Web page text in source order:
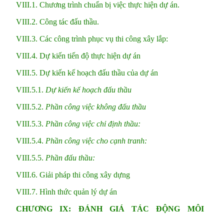
VIII.1. Chương trình chuẩn bị việc thực hiện dự án.
VIII.2. Công tác đấu thầu.
VIII.3. Các công trình phục vụ thi công xây lắp:
VIII.4. Dự kiến tiến độ thực hiện dự án
VIII.5. Dự kiến kế hoạch đấu thầu của dự án
VIII.5.1. Dự kiến kế hoạch đấu thầu
VIII.5.2. Phần công việc không đấu thầu
VIII.5.3. Phần công việc chỉ định thầu:
VIII.5.4. Phần công việc cho cạnh tranh:
VIII.5.5. Phần đấu thầu:
VIII.6. Giải pháp thi công xây dựng
VIII.7. Hình thức quản lý dự án
CHƯƠNG IX: ĐÁNH GIÁ TÁC ĐỘNG MÔI